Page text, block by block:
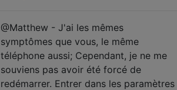
@Matthew - J'ai les mêmes
symptômes que vous, le même
téléphone aussi; Cependant, je ne me
souviens pas avoir été forcé de
redémarrer. Entrer dans les paramètres